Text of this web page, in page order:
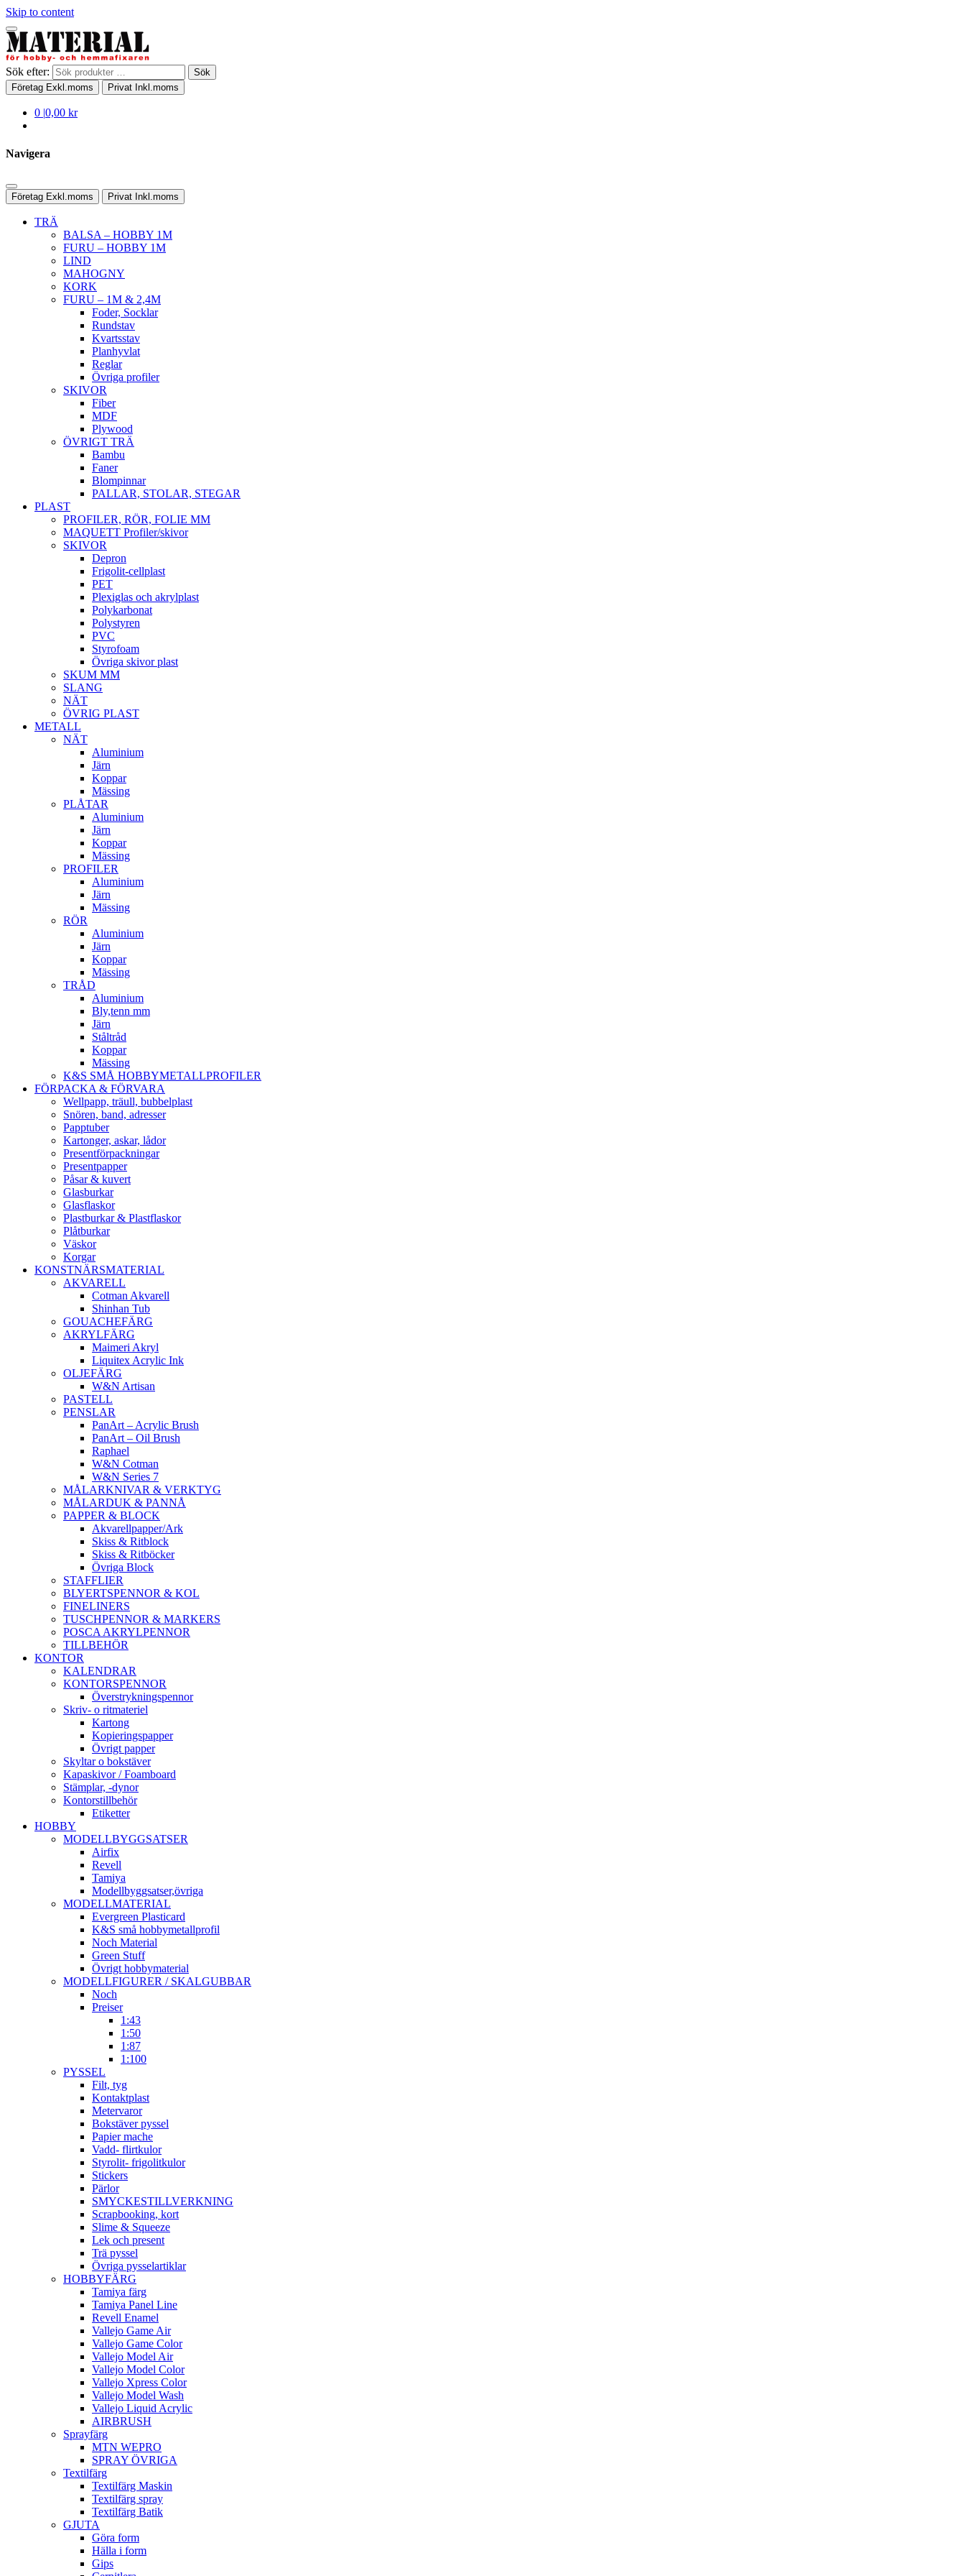
Skip to content
Sök efter:
Sök
Företag Exkl.moms Privat Inkl.moms
0 |0,00 kr
Navigera
Företag Exkl.moms Privat Inkl.moms
TRÄ
BALSA – HOBBY 1M
FURU – HOBBY 1M
LIND
MAHOGNY
KORK
FURU – 1M & 2,4M
Foder, Socklar
Rundstav
Kvartsstav
Planhyvlat
Reglar
Övriga profiler
SKIVOR
Fiber
MDF
Plywood
ÖVRIGT TRÄ
Bambu
Faner
Blompinnar
PALLAR, STOLAR, STEGAR
PLAST
PROFILER, RÖR, FOLIE MM
MAQUETT Profiler/skivor
SKIVOR
Depron
Frigolit-cellplast
PET
Plexiglas och akrylplast
Polykarbonat
Polystyren
PVC
Styrofoam
Övriga skivor plast
SKUM MM
SLANG
NÄT
ÖVRIG PLAST
METALL
NÄT
Aluminium
Järn
Koppar
Mässing
PLÅTAR
Aluminium
Järn
Koppar
Mässing
PROFILER
Aluminium
Järn
Mässing
RÖR
Aluminium
Järn
Koppar
Mässing
TRÅD
Aluminium
Bly,tenn mm
Järn
Ståltråd
Koppar
Mässing
K&S SMÅ HOBBYMETALLPROFILER
FÖRPACKA & FÖRVARA
Wellpapp, träull, bubbelplast
Snören, band, adresser
Papptuber
Kartonger, askar, lådor
Presentförpackningar
Presentpapper
Påsar & kuvert
Glasburkar
Glasflaskor
Plastburkar & Plastflaskor
Plåtburkar
Väskor
Korgar
KONSTNÄRSMATERIAL
AKVARELL
Cotman Akvarell
Shinhan Tub
GOUACHEFÄRG
AKRYLFÄRG
Maimeri Akryl
Liquitex Acrylic Ink
OLJEFÄRG
W&N Artisan
PASTELL
PENSLAR
PanArt – Acrylic Brush
PanArt – Oil Brush
Raphael
W&N Cotman
W&N Series 7
MÅLARKNIVAR & VERKTYG
MÅLARDUK & PANNÅ
PAPPER & BLOCK
Akvarellpapper/Ark
Skiss & Ritblock
Skiss & Ritböcker
Övriga Block
STAFFLIER
BLYERTSPENNOR & KOL
FINELINERS
TUSCHPENNOR & MARKERS
POSCA AKRYLPENNOR
TILLBEHÖR
KONTOR
KALENDRAR
KONTORSPENNOR
Överstrykningspennor
Skriv- o ritmateriel
Kartong
Kopieringspapper
Övrigt papper
Skyltar o bokstäver
Kapaskivor / Foamboard
Stämplar, -dynor
Kontorstillbehör
Etiketter
HOBBY
MODELLBYGGSATSER
Airfix
Revell
Tamiya
Modellbyggsatser,övriga
MODELLMATERIAL
Evergreen Plasticard
K&S små hobbymetallprofil
Noch Material
Green Stuff
Övrigt hobbymaterial
MODELLFIGURER / SKALGUBBAR
Noch
Preiser
1:43
1:50
1:87
1:100
PYSSEL
Filt, tyg
Kontaktplast
Metervaror
Bokstäver pyssel
Papier mache
Vadd- flirtkulor
Styrolit- frigolitkulor
Stickers
Pärlor
SMYCKESTILLVERKNING
Scrapbooking, kort
Slime & Squeeze
Lek och present
Trä pyssel
Övriga pysselartiklar
HOBBYFÄRG
Tamiya färg
Tamiya Panel Line
Revell Enamel
Vallejo Game Air
Vallejo Game Color
Vallejo Model Air
Vallejo Model Color
Vallejo Xpress Color
Vallejo Model Wash
Vallejo Liquid Acrylic
AIRBRUSH
Sprayfärg
MTN WEPRO
SPRAY ÖVRIGA
Textilfärg
Textilfärg Maskin
Textilfärg spray
Textilfärg Batik
GJUTA
Göra form
Hälla i form
Gips